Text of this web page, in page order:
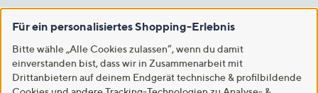
Für ein personalisiertes Shopping-Erlebnis
Bitte wähle „Alle Cookies zulassen“, wenn du damit
einverstanden bist, dass wir in Zusammenarbeit mit
Drittanbietern auf deinem Endgerät technische & profilbildende